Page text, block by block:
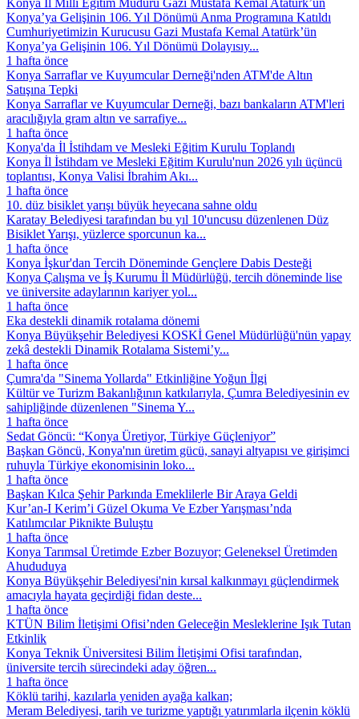
Konya İl Millî Eğitim Müdürü Gazi Mustafa Kemal Atatürk’ün
Konya’ya Gelişinin 106. Yıl Dönümü Anma Programına Katıldı
Cumhuriyetimizin Kurucusu Gazi Mustafa Kemal Atatürk’ün
Konya’ya Gelişinin 106. Yıl Dönümü Dolayısıy...
1 hafta önce
Konya Sarraflar ve Kuyumcular Derneği'nden ATM'de Altın
Satışına Tepki
Konya Sarraflar ve Kuyumcular Derneği, bazı bankaların ATM'leri
aracılığıyla gram altın ve sarrafiye...
1 hafta önce
Konya'da İl İstihdam ve Mesleki Eğitim Kurulu Toplandı
Konya İl İstihdam ve Mesleki Eğitim Kurulu'nun 2026 yılı üçüncü
toplantısı, Konya Valisi İbrahim Akı...
1 hafta önce
10. düz bisiklet yarışı büyük heyecana sahne oldu
Karatay Belediyesi tarafından bu yıl 10'uncusu düzenlenen Düz
Bisiklet Yarışı, yüzlerce sporcunun ka...
1 hafta önce
Konya İşkur'dan Tercih Döneminde Gençlere Dabis Desteği
Konya Çalışma ve İş Kurumu İl Müdürlüğü, tercih döneminde lise
ve üniversite adaylarının kariyer yol...
1 hafta önce
Eka destekli dinamik rotalama dönemi
Konya Büyükşehir Belediyesi KOSKİ Genel Müdürlüğü'nün yapay
zekâ destekli Dinamik Rotalama Sistemi’y...
1 hafta önce
Çumra'da "Sinema Yollarda" Etkinliğine Yoğun İlgi
Kültür ve Turizm Bakanlığının katkılarıyla, Çumra Belediyesinin ev
sahipliğinde düzenlenen "Sinema Y...
1 hafta önce
Sedat Göncü: “Konya Üretiyor, Türkiye Güçleniyor”
Başkan Göncü, Konya'nın üretim gücü, sanayi altyapısı ve girişimci
ruhuyla Türkiye ekonomisinin loko...
1 hafta önce
Başkan Kılca Şehir Parkında Emeklilerle Bir Araya Geldi
Kur’an-I Kerim’i Güzel Okuma Ve Ezber Yarışması’nda
Katılımcılar Piknikte Buluştu
1 hafta önce
Konya Tarımsal Üretimde Ezber Bozuyor; Geleneksel Üretimden
Ahududuya
Konya Büyükşehir Belediyesi'nin kırsal kalkınmayı güçlendirmek
amacıyla hayata geçirdiği fidan deste...
1 hafta önce
KTÜN Bilim İletişimi Ofisi’nden Geleceğin Mesleklerine Işık Tutan
Etkinlik
Konya Teknik Üniversitesi Bilim İletişimi Ofisi tarafından,
üniversite tercih sürecindeki aday öğren...
1 hafta önce
Köklü tarihi, kazılarla yeniden ayağa kalkan;
Meram Belediyesi, tarih ve turizme yaptığı yatırımlarla ilçenin köklü